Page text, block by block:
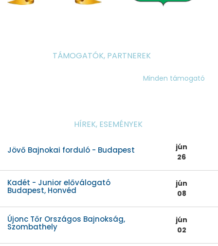
TÁMOGATÓK, PARTNEREK
Minden támogató
HÍREK, ESEMÉNYEK
Jövő Bajnokai forduló - Budapest
jún
26
Kadét - Junior előválogató
Budapest, Honvéd
jún
08
Újonc Tőr Országos Bajnokság,
Szombathely
jún
02